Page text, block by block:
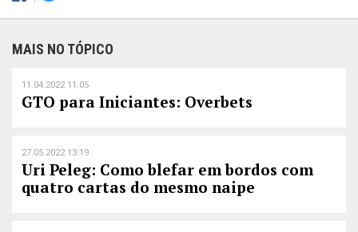
MAIS NO TÓPICO
11.04.2022 11:05
GTO para Iniciantes: Overbets
27.05.2022 13:19
Uri Peleg: Como blefar em bordos com
quatro cartas do mesmo naipe